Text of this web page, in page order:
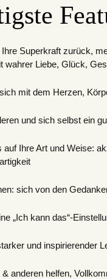
Superkraft zurück,
wahrer Liebe, Glück,
mit dem Herzen,
und sich selbst ein
auf Ihre Art und Weise:
sich von den
„Ich kann das“-
und inspirierender
anderen helfen,